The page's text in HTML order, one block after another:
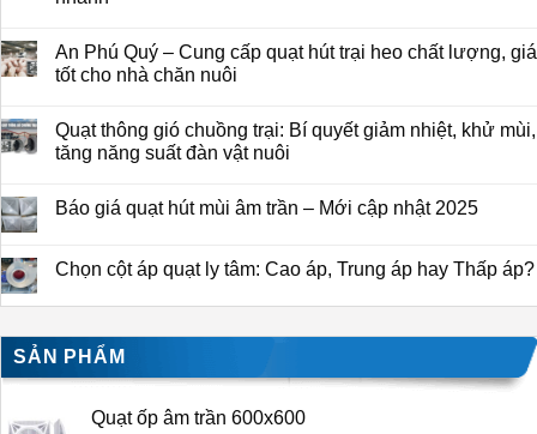
An Phú Quý – Cung cấp quạt hút trại heo chất lượng, giá
tốt cho nhà chăn nuôi
Quạt thông gió chuồng trại: Bí quyết giảm nhiệt, khử mùi,
tăng năng suất đàn vật nuôi
Báo giá quạt hút mùi âm trần – Mới cập nhật 2025
Chọn cột áp quạt ly tâm: Cao áp, Trung áp hay Thấp áp?
SẢN PHẨM
Quạt ốp âm trần 600x600